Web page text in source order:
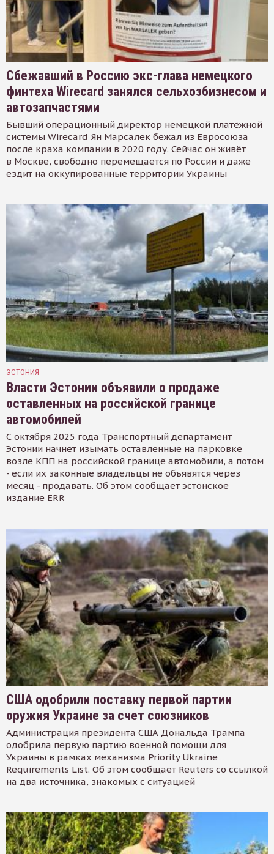
Сбежавший в Россию экс-глава немецкого
финтеха Wirecard занялся сельхозбизнесом и
автозапчастями
Бывший операционный директор немецкой платёжной
системы Wirecard Ян Марсалек бежал из Евросоюза
после краха компании в 2020 году. Сейчас он живёт
в Москве, свободно перемещается по России и даже
ездит на оккупированные территории Украины
ЭСТОНИЯ
Власти Эстонии объявили о продаже
оставленных на российской границе
автомобилей
С октября 2025 года Транспортный департамент
Эстонии начнет изымать оставленные на парковке
возле КПП на российской границе автомобили, а потом
- если их законные владельцы не объявятся через
месяц - продавать. Об этом сообщает эстонское
издание ERR
США одобрили поставку первой партии
оружия Украине за счет союзников
Администрация президента США Дональда Трампа
одобрила первую партию военной помощи для
Украины в рамках механизма Priority Ukraine
Requirements List. Об этом сообщает Reuters со ссылкой
на два источника, знакомых с ситуацией